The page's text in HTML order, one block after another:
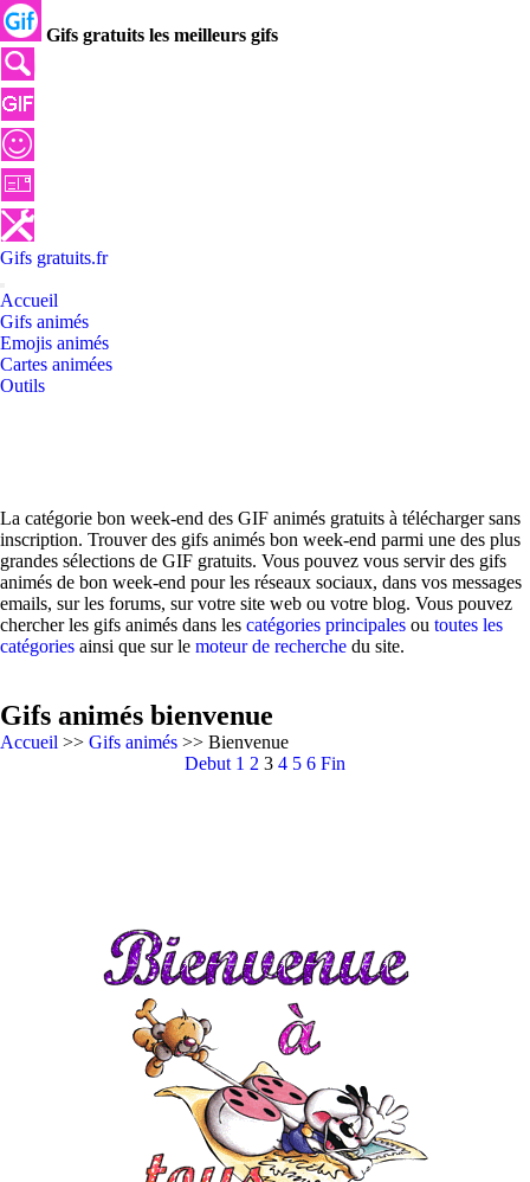
Gifs gratuits les meilleurs gifs
Gifs gratuits.fr
Accueil
Gifs animés
Emojis animés
Cartes animées
Outils
La catégorie bon week-end des GIF animés gratuits à télécharger sans
inscription. Trouver des gifs animés bon week-end parmi une des plus
grandes sélections de GIF gratuits. Vous pouvez vous servir des gifs
animés de bon week-end pour les réseaux sociaux, dans vos messages
emails, sur les forums, sur votre site web ou votre blog. Vous pouvez
chercher les gifs animés dans les catégories principales ou toutes les
catégories ainsi que sur le moteur de recherche du site.
Gifs animés bienvenue
Accueil >> Gifs animés >> Bienvenue
Debut 1 2 3 4 5 6 Fin